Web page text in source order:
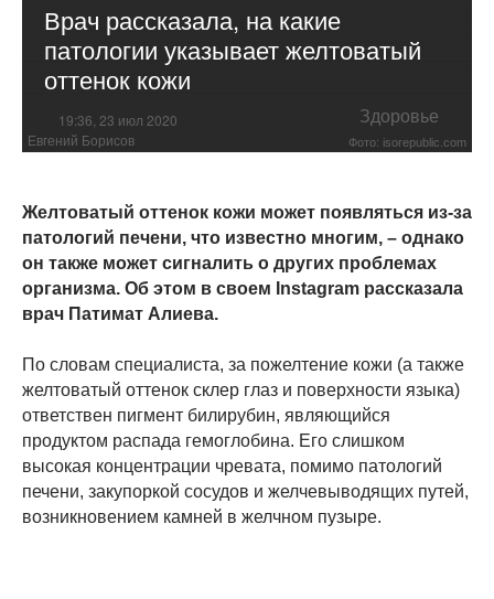
Врач рассказала, на какие
патологии указывает желтоватый
оттенок кожи
19:36, 23 июл 2020 Здоровье
Евгений Борисов Фото: isorepublic.com
Желтоватый оттенок кожи может появляться из-за
патологий печени, что известно многим, – однако
он также может сигналить о других проблемах
организма. Об этом в своем Instagram рассказала
врач Патимат Алиева.
По словам специалиста, за пожелтение кожи (а также
желтоватый оттенок склер глаз и поверхности языка)
ответствен пигмент билирубин, являющийся
продуктом распада гемоглобина. Его слишком
высокая концентрации чревата, помимо патологий
печени, закупоркой сосудов и желчевыводящих путей,
возникновением камней в желчном пузыре.